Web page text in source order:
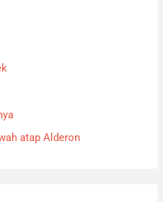
atap Alderon